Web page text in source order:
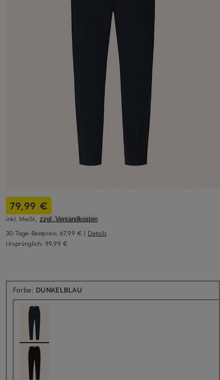
79,99 €
inkl. MwSt., zzgl. Versandkosten
30-Tage-Bestpreis: 67,99 € | Details
Ursprünglich: 99,99 €
Farbe: DUNKELBLAU